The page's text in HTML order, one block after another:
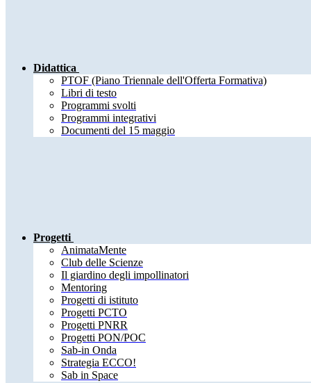
Didattica
PTOF (Piano Triennale dell'Offerta Formativa)
Libri di testo
Programmi svolti
Programmi integrativi
Documenti del 15 maggio
Progetti
AnimataMente
Club delle Scienze
Il giardino degli impollinatori
Mentoring
Progetti di istituto
Progetti PCTO
Progetti PNRR
Progetti PON/POC
Sab-in Onda
Strategia ECCO!
Sab in Space